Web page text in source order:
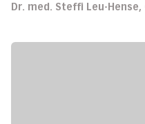
Dr. med. Steffi Leu-